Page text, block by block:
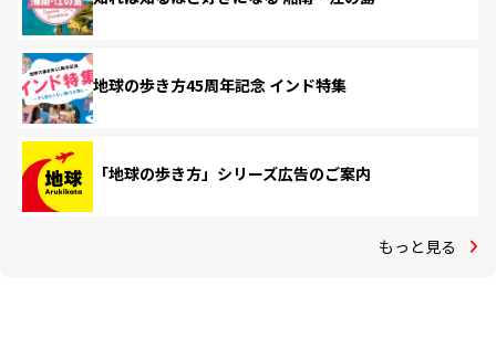
地球の歩き方45周年記念 インド特集
「地球の歩き方」シリーズ広告のご案内
もっと見る